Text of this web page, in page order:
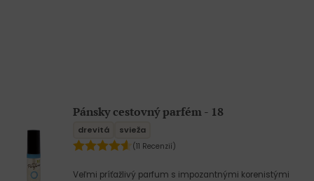
Pánsky cestovný parfém - 18
drevitá svieža
(11 Recenzií)
Veľmi príťažlivý parfum s impozantnými korenistými